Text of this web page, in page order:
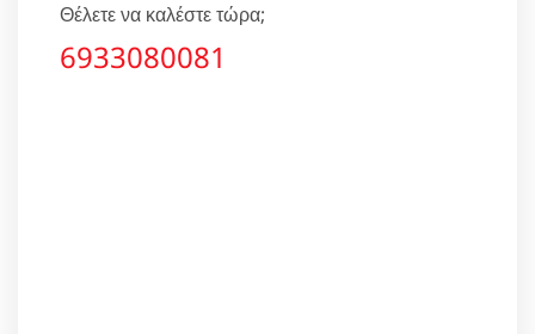
Θέλετε να καλέστε τώρα;
6933080081